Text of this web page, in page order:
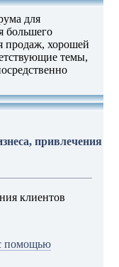
для
большего
продаж, хорошей
темы,
привлечения
клиентов
помощью